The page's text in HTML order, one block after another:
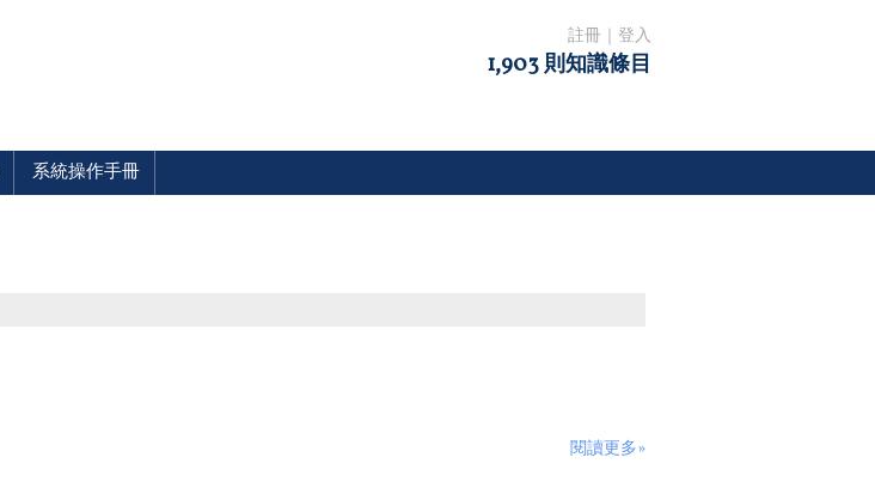
註冊 登入
1,903 則知識條目
系統操作手冊
閱讀更多»